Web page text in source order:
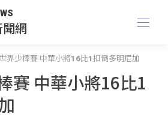
網
界少棒賽 中華小將16比1扣倒多明尼加
賽 中華小將16比1